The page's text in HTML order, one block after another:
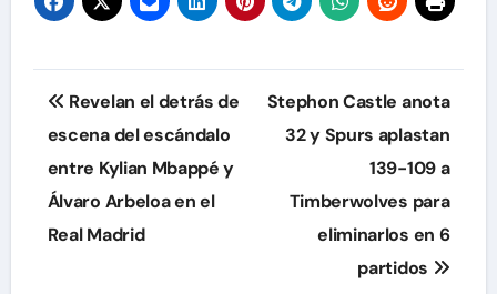
Navegación
de
entradas
Revelan el detrás de
escena del escándalo
entre Kylian Mbappé y
Álvaro Arbeloa en el
Real Madrid
Stephon Castle anota
32 y Spurs aplastan
139-109 a
Timberwolves para
eliminarlos en 6
partidos